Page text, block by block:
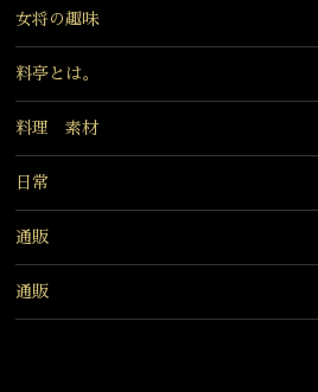
女将の趣味
料亭とは。
料理 素材
日常
通販
通販